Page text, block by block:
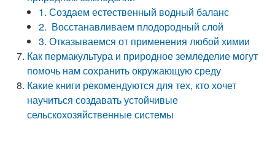
1. Создаем естественный водный баланс
2. Восстанавливаем плодородный слой
3. Отказываемся от применения любой химии
Как пермакультура и природное земледелие могут
помочь нам сохранить окружающую среду
Какие книги рекомендуются для тех, кто хочет
научиться создавать устойчивые
сельскохозяйственные системы